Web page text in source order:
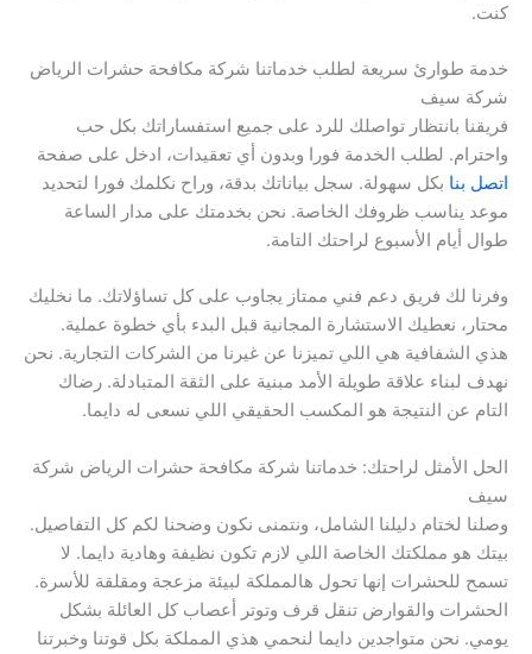
كنت.
خدمة طوارئ سريعة لطلب خدماتنا شركة مكافحة حشرات الرياض
شركة سيف
فريقنا بانتظار تواصلك للرد على جميع استفساراتك بكل حب
واحترام. لطلب الخدمة فورا وبدون أي تعقيدات، ادخل على صفحة
اتصل بنا بكل سهولة. سجل بياناتك بدقة، وراح نكلمك فورا لتحديد
موعد يناسب ظروفك الخاصة. نحن بخدمتك على مدار الساعة
طوال أيام الأسبوع لراحتك التامة.
وفرنا لك فريق دعم فني ممتاز يجاوب على كل تساؤلاتك. ما نخليك
محتار، نعطيك الاستشارة المجانية قبل البدء بأي خطوة عملية.
هذي الشفافية هي اللي تميزنا عن غيرنا من الشركات التجارية. نحن
نهدف لبناء علاقة طويلة الأمد مبنية على الثقة المتبادلة. رضاك
التام عن النتيجة هو المكسب الحقيقي اللي نسعى له دايما.
الحل الأمثل لراحتك: خدماتنا شركة مكافحة حشرات الرياض شركة
سيف
وصلنا لختام دليلنا الشامل، ونتمنى نكون وضحنا لكم كل التفاصيل.
بيتك هو مملكتك الخاصة اللي لازم تكون نظيفة وهادية دايما. لا
تسمح للحشرات إنها تحول هالمملكة لبيئة مزعجة ومقلقة للأسرة.
الحشرات والقوارض تنقل قرف وتوتر أعصاب كل العائلة بشكل
يومي. نحن متواجدين دايما لنحمي هذي المملكة بكل قوتنا وخبرتنا